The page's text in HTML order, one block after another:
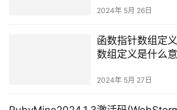
2024年 5月 26日
函数指针数组定
数组定义是什么
2024年 5月 27日